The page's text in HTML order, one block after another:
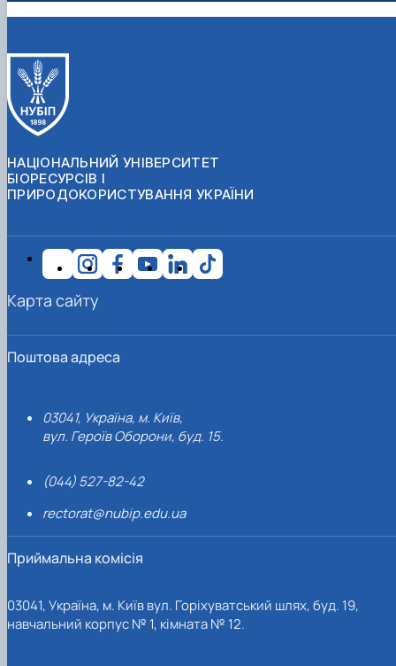
НАЦІОНАЛЬНИЙ УНІВЕРСИТЕТ
БІОРЕСУРСІВ І
ПРИРОДОКОРИСТУВАННЯ УКРАЇНИ
Поштова адреса
03041, Україна, м. Київ,
вул. Героїв Оборони, буд. 15.
(044) 527-82-42
rectorat@nubip.edu.ua
Приймальна комісія
03041, Україна, м. Київ вул. Горіхуватський шлях, буд. 19,
навчальний корпус № 1, кімната № 12.
Карта сайту